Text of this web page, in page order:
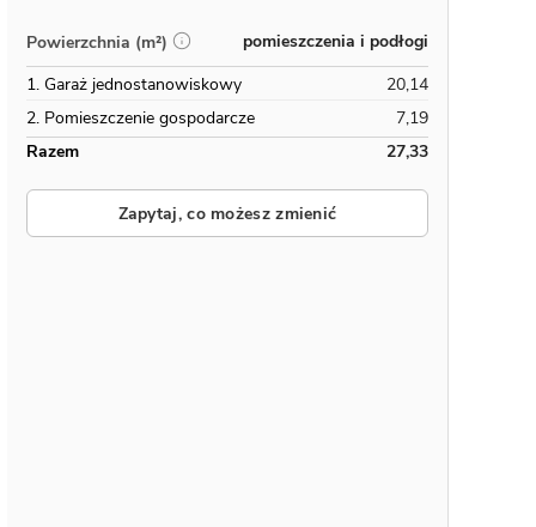
Powierzchnia (m²)
pomieszczenia i podłogi
1. Garaż jednostanowiskowy
20,14
2. Pomieszczenie gospodarcze
7,19
Razem
27,33
Zapytaj, co możesz zmienić